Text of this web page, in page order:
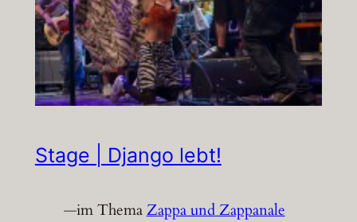
Stage | Django lebt!
—im ThemaZappa und Zappanale